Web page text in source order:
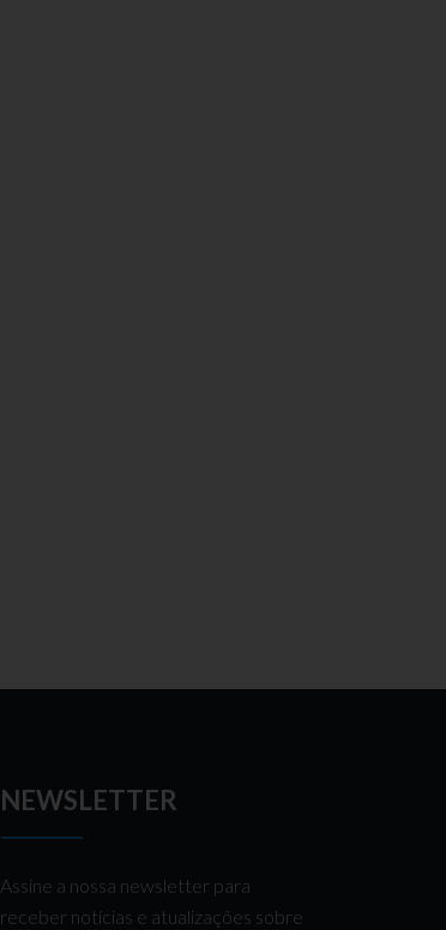
NEWSLETTER
Assine a nossa newsletter para
receber notícias e atualizações sobre